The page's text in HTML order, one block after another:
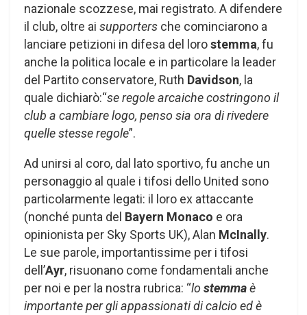
nazionale scozzese, mai registrato. A difendere
il club, oltre ai supporters che cominciarono a
lanciare petizioni in difesa del lorostemma, fu
anche la politica locale e in particolare la leader
del Partito conservatore, Ruth Davidson, la
quale dichiarò:“se regole arcaiche costringono il
club a cambiare logo, penso sia ora di rivedere
quelle stesse regole”.
Ad unirsi al coro, dal lato sportivo, fu anche un
personaggio al quale i tifosi dello United sono
particolarmente legati: il loro ex attaccante
(nonché punta del Bayern Monaco e ora
opinionista per Sky Sports UK), Alan McInally.
Le sue parole, importantissime per i tifosi
dell’Ayr, risuonano come fondamentali anche
per noi e per la nostra rubrica: “lostemmaè
importante per gli appassionati di calcio ed è